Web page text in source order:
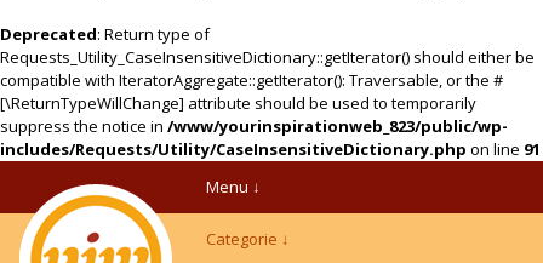
Deprecated: Return type of
Requests_Utility_CaseInsensitiveDictionary::getIterator() should either be
compatible with IteratorAggregate::getIterator(): Traversable, or the #
[\ReturnTypeWillChange] attribute should be used to temporarily
suppress the notice in /www/yourinspirationweb_823/public/wp-
includes/Requests/Utility/CaseInsensitiveDictionary.php on line 91
Menu ↓
Categorie ↓